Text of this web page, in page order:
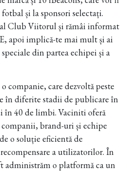
și la sponsori selectați.
Club Viitorul și rămâi informat
apoi implică-te mai mult și ai
din partea echipei și a
companie, care dezvoltă peste
în diferite stadii de publicare în
în 40 de limbi. Vaciniti oferă
brand-uri și echipe
o soluție eficientă de
a utilizatorilor. În
administrăm o platformă ca un